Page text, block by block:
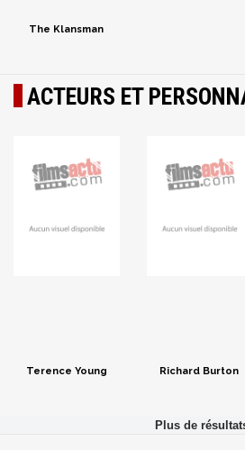
The Klansman
ACTEURS ET
Terence Young Richard Burton